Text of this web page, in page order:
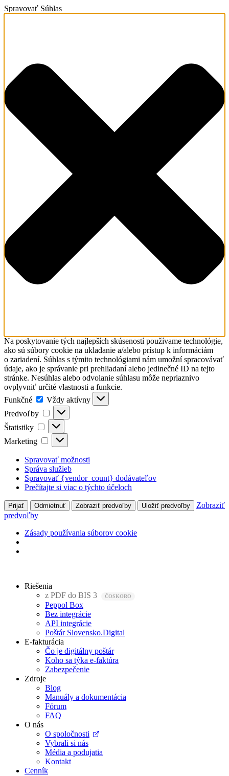
Spravovať Súhlas
Na poskytovanie tých najlepších skúseností používame technológie,
ako sú súbory cookie na ukladanie a/alebo prístup k informáciám
o zariadení. Súhlas s týmito technológiami nám umožní spracovávať
údaje, ako je správanie pri prehliadaní alebo jedinečné ID na tejto
stránke. Nesúhlas alebo odvolanie súhlasu môže nepriaznivo
ovplyvniť určité vlastnosti a funkcie.
Funkčné
Funkčné
Vždy aktívny
Predvoľby
Predvoľby
Štatistiky Štatistiky
Marketing Marketing
Spravovať možnosti
Správa služieb
Spravovať {vendor_count} dodávateľov
Prečítajte si viac o týchto účeloch
Prijať Odmietnuť Zobraziť predvoľby Uložiť predvoľby
Zobraziť
predvoľby
Zásady používania súborov cookie
obsah
Riešenia
z PDF do BIS 3
Peppol Box
Bez integrácie
API integrácie
Poštár Slovensko.Digital
E-fakturácia
Čo je digitálny poštár
Koho sa týka e-faktúra
Zabezpečenie
Zdroje
Blog
Manuály a dokumentácia
Fórum
FAQ
O nás
O spoločnosti
Vybrali si nás
Média a podujatia
Kontakt
Cenník